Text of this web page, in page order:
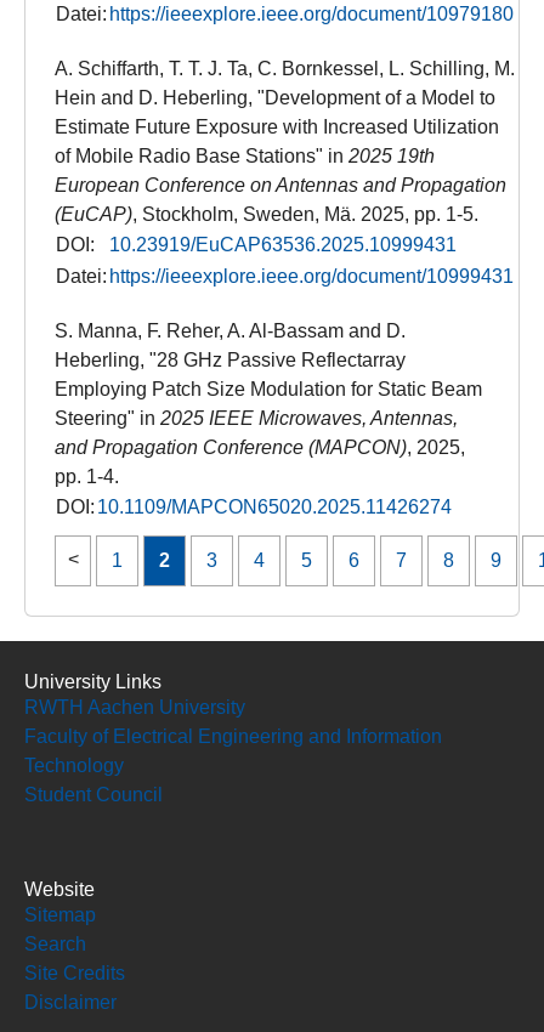
Datei: https://ieeexplore.ieee.org/document/10979180
A. Schiffarth, T. T. J. Ta, C. Bornkessel, L. Schilling, M.
Hein and D. Heberling, "Development of a Model to
Estimate Future Exposure with Increased Utilization
of Mobile Radio Base Stations" in 2025 19th
European Conference on Antennas and Propagation
(EuCAP), Stockholm, Sweden, Mä. 2025, pp. 1-5.
DOI:
10.23919/EuCAP63536.2025.10999431
Datei: https://ieeexplore.ieee.org/document/10999431
S. Manna, F. Reher, A. Al-Bassam and D.
Heberling, "28 GHz Passive Reflectarray
Employing Patch Size Modulation for Static Beam
Steering" in 2025 IEEE Microwaves, Antennas,
and Propagation Conference (MAPCON), 2025,
pp. 1-4.
DOI: 10.1109/MAPCON65020.2025.11426274
1 2 3 4 5 6 7 8 9
University Links
RWTH Aachen University
Faculty of Electrical Engineering and Information
Technology
Student Council
Website
Sitemap
Search
Site Credits
Disclaimer